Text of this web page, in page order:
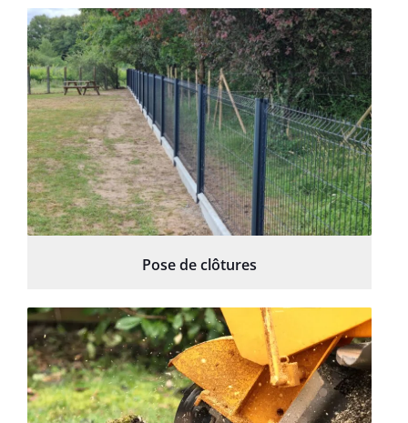
Pose de clôtures